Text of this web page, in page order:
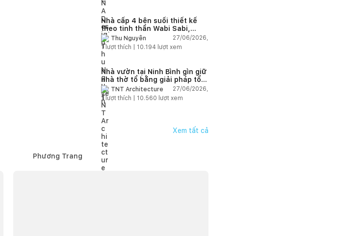
Nhà cấp 4 bên suối thiết kế
theo tinh thần Wabi Sabi,
sống chậm giữa thiên nhiên
Thu Nguyễn
27/06/2026,
1 lượt thích | 10.194 lượt xem
Nhà vườn tại Ninh Bình gìn giữ
nhà thờ tổ bằng giải pháp tổ
chức lại không gian
TNT Architecture
27/06/2026,
1lượt thích | 10.560 lượt xem
Xem tất cả
Phương Trang